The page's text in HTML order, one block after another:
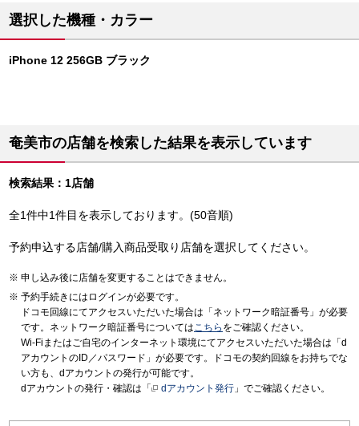
選択した機種・カラー
iPhone 12 256GB ブラック
奄美市の店舗を検索した結果を表示しています
検索結果：1店舗
全1件中1件目を表示しております。(50音順)
予約申込する店舗/購入商品受取り店舗を選択してください。
申し込み後に店舗を変更することはできません。
予約手続きにはログインが必要です。
ドコモ回線にてアクセスいただいた場合は「ネットワーク暗証番号」が必要
です。ネットワーク暗証番号についてはこちら をご確認ください。
Wi-Fiまたはご自宅のインターネット環境にてアクセスいただいた場合は「d
アカウントのID／パスワード」が必要です。ドコモの契約回線をお持ちでな
い方も、dアカウントの発行が可能です。
dアカウントの発行・確認は「
dアカウント発行 」でご確認ください。